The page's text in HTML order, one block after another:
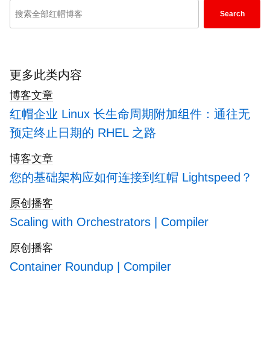
his foil hat, he writes and makes films with
Man status, also with varying degrees of success
and acceptance.
Enter
search
blogs
Search
更多此类内容
博客文章
红帽企业 Linux 长生命周期附加组件：通往无
预定终止日期的 RHEL 之路
博客文章
您的基础架构应如何连接到红帽 Lightspeed？
原创播客
Scaling with Orchestrators | Compiler
原创播客
Container Roundup | Compiler